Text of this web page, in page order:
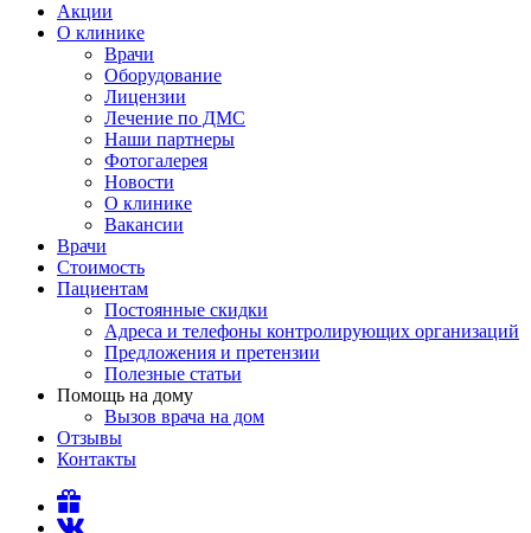
Акции
О клинике
Врачи
Оборудование
Лицензии
Лечение по ДМС
Наши партнеры
Фотогалерея
Новости
О клинике
Вакансии
Врачи
Стоимость
Пациентам
Постоянные скидки
Адреса и телефоны контролирующих организаций
Предложения и претензии
Полезные статьи
Помощь на дому
Вызов врача на дом
Отзывы
Контакты